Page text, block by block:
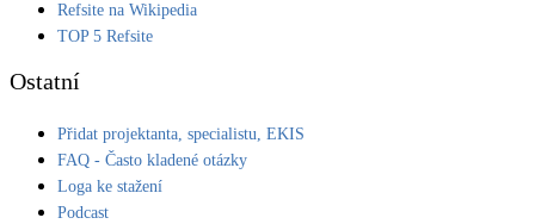
Refsite na Wikipedia
TOP 5 Refsite
Ostatní
Přidat projektanta, specialistu, EKIS
FAQ - Často kladené otázky
Loga ke stažení
Podcast